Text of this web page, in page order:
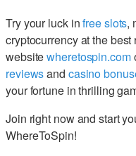
Try your luck infree slots,
cryptocurrency at the
websitewheretospin.com
reviewsand casino
your fortune in thrilling
Join right now and start
WhereToSpin!